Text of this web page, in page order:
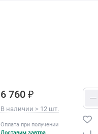
6 760 ₽
В наличии > 12 шт.
Оплата при получении
Доставим завтра